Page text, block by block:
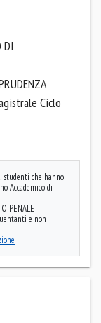
DI
Ciclo
studenti che hanno
Accademico di
PENALE
e non
.